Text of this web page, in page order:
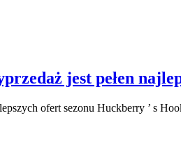
jest pełen
ofert sezonu Huckberry ’ s